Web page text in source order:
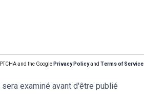
and the Google Privacy Policyand Terms of Service
examiné avant d'être publié